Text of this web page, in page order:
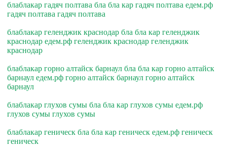
блаблакар гадяч полтава бла бла кар гадяч полтава едем.рф
гадяч полтава гадяч полтава
блаблакар геленджик краснодар бла бла кар геленджик
краснодар едем.рф геленджик краснодар геленджик
краснодар
блаблакар горно алтайск барнаул бла бла кар горно алтайск
барнаул едем.рф горно алтайск барнаул горно алтайск
барнаул
блаблакар глухов сумы бла бла кар глухов сумы едем.рф
глухов сумы глухов сумы
блаблакар геническ бла бла кар геническ едем.рф геническ
геническ